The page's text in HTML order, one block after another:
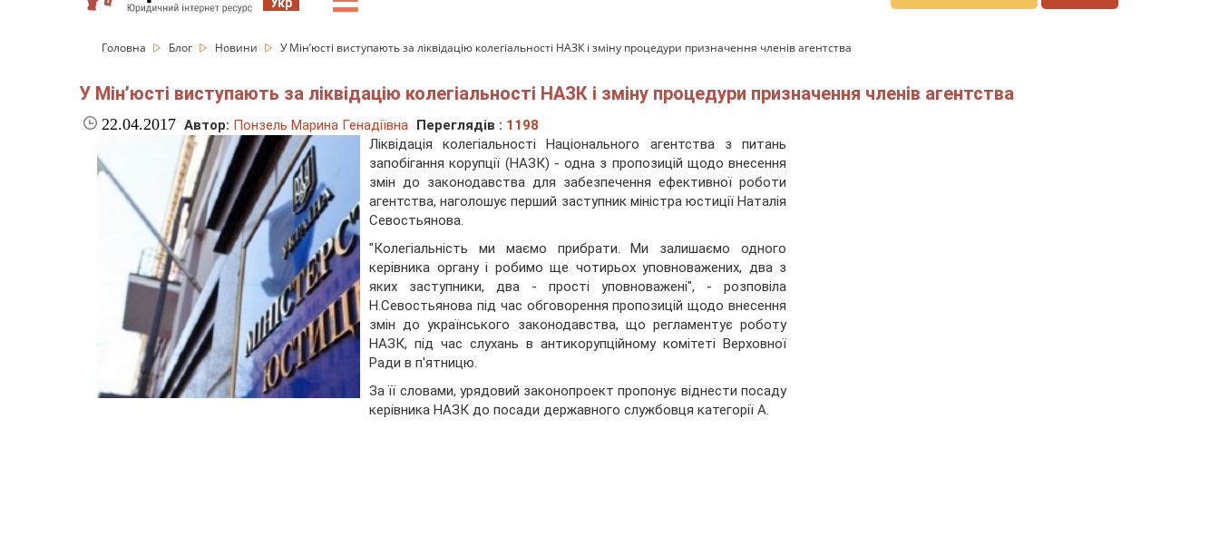
Головна Блог Новини У Мін’юсті виступають за ліквідацію колегіальності НАЗК і зміну процедури призначення членів агентства
У Мін’юсті виступають за ліквідацію колегіальності НАЗК і зміну процедури призначення членів агентства
22.04.2017 Автор: Понзель Марина Генадіївна Переглядів : 1198
Ліквідація колегіальності Національного агентства з питань
запобігання корупції (НАЗК) - одна з пропозицій щодо внесення
змін до законодавства для забезпечення ефективної роботи
агентства, наголошує перший заступник міністра юстиції Наталія
Севостьянова.
"Колегіальність ми маємо прибрати. Ми залишаємо одного
керівника органу і робимо ще чотирьох уповноважених, два з
яких заступники, два - прості уповноважені", - розповіла
Н.Севостьянова під час обговорення пропозицій щодо внесення
змін до українського законодавства, що регламентує роботу
НАЗК, під час слухань в антикорупційному комітеті Верховної
Ради в п'ятницю.
За її словами, урядовий законопроект пропонує віднести посаду
керівника НАЗК до посади державного службовця категорії А.